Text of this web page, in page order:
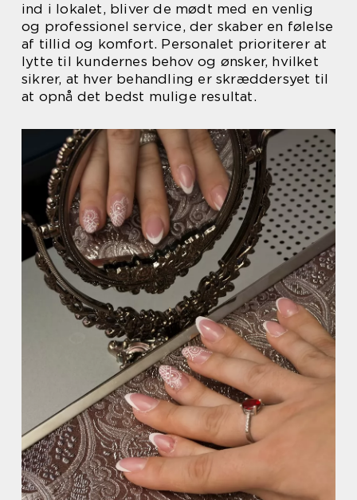
ind i lokalet, bliver de mødt med en venlig
og professionel service, der skaber en følelse
af tillid og komfort. Personalet prioriterer at
lytte til kundernes behov og ønsker, hvilket
sikrer, at hver behandling er skræddersyet til
at opnå det bedst mulige resultat.